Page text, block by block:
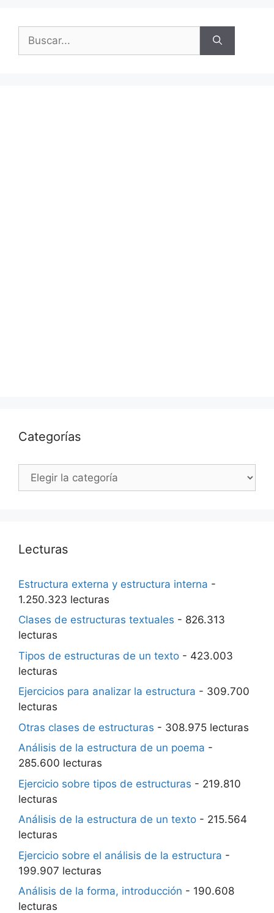
Categorías
Categorías
Lecturas
Estructura externa y estructura interna -
1.250.323 lecturas
Clases de estructuras textuales - 826.313
lecturas
Tipos de estructuras de un texto - 423.003
lecturas
Ejercicios para analizar la estructura - 309.700
lecturas
Otras clases de estructuras - 308.975 lecturas
Análisis de la estructura de un poema -
285.600 lecturas
Ejercicio sobre tipos de estructuras - 219.810
lecturas
Análisis de la estructura de un texto - 215.564
lecturas
Ejercicio sobre el análisis de la estructura -
199.907 lecturas
Análisis de la forma, introducción - 190.608
lecturas